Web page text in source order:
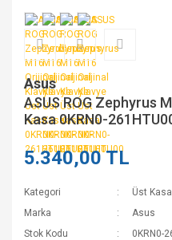
Asus
ASUS ROG Zephyrus
Kasa 0KRN0-
5.340,00 TL
Kategori
Üst
Marka
Asus
Stok Kodu
0KRN0-